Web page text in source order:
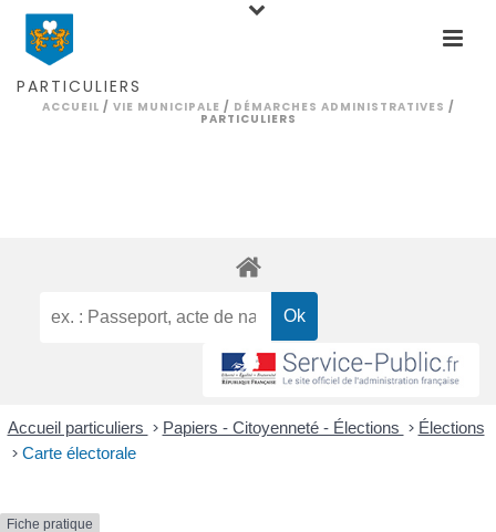
PARTICULIERS
ACCUEIL / VIE MUNICIPALE / DÉMARCHES ADMINISTRATIVES /
PARTICULIERS
Accueil particuliers > Papiers - Citoyenneté - Élections > Élections
> Carte électorale
Fiche pratique